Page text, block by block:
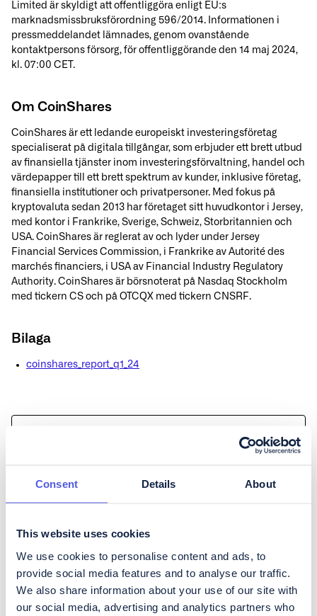
Consent Details About
This website uses cookies
We use cookies to personalise content and ads, to
provide social media features and to analyse our traffic.
We also share information about your use of our site with
our social media, advertising and analytics partners who
Limited är skyldigt att offentliggöra enligt EU:s
marknadsmissbruksförordning 596/2014. Informationen i
pressmeddelandet lämnades, genom ovanstående
kontaktpersons försorg, för offentliggörande den 14 maj 2024,
kl. 07:00 CET.
Om CoinShares
CoinShares är ett ledande europeiskt investeringsföretag
specialiserat på digitala tillgångar, som erbjuder ett brett utbud
av finansiella tjänster inom investeringsförvaltning, handel och
värdepapper till ett brett spektrum av kunder, inklusive företag,
finansiella institutioner och privatpersoner. Med fokus på
kryptovaluta sedan 2013 har företaget sitt huvudkontor i Jersey,
med kontor i Frankrike, Sverige, Schweiz, Storbritannien och
USA. CoinShares är reglerat av och lyder under Jersey
Financial Services Commission, i Frankrike av Autorité des
marchés financiers, i USA av Financial Industry Regulatory
Authority. CoinShares är börsnoterat på Nasdaq Stockholm
med tickern CS och på OTCQX med tickern CNSRF.
Bilaga
coinshares_report_q1_24